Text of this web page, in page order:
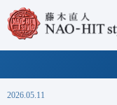
2026.05.11